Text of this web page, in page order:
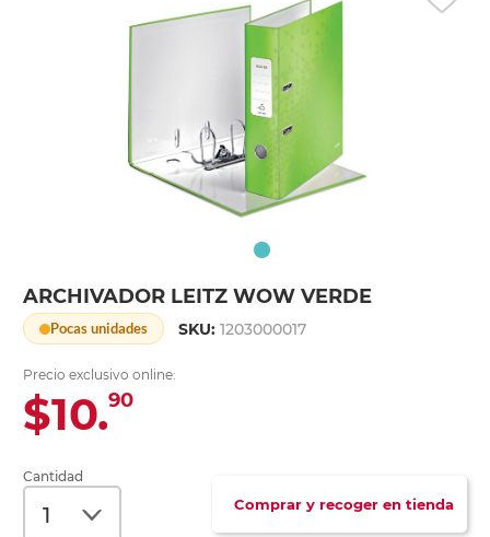
ARCHIVADOR LEITZ WOW VERDE
Pocas unidades SKU:1203000017
Precio exclusivo online:
$10.90
Cantidad
Comprar y recoger en tienda